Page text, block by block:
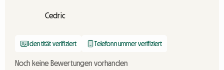
Cedric
Identität verifiziert Telefonnummer verifiziert
Noch keine Bewertungen vorhanden